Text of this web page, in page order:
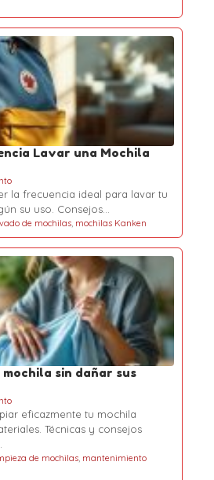
Lavar una Mochila
la frecuencia ideal para lavar tu
su uso. Consejos…
de mochilas, mochilas Kanken
sin dañar sus
eficazmente tu mochila
Técnicas y consejos
de mochilas, mantenimiento